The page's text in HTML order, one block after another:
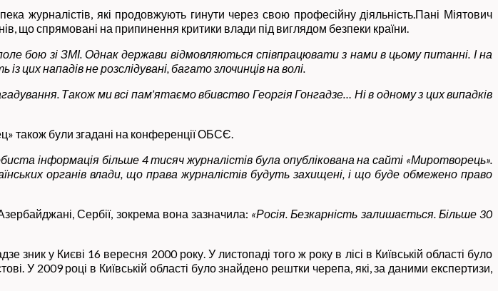
журналістів, які продовжують гинути через свою професійну діяльність.Пані Міятович
що спрямовані на припинення критики влади під виглядом безпеки країни.
бою зі ЗМІ. Однак держави відмовляються співпрацювати з нами в цьому питанні. І на
цих нападів не розслідувані, багато злочинців на волі.
Також ми всі пам’ятаємо вбивство Георгія Гонгадзе… Ні в одному з цих випадків
також були згадані на конференції ОБСЄ.
інформація більше 4 тисяч журналістів була опублікована на сайті «Миротворець».
органів влади, що права журналістів будуть захищені, і що буде обмежено право
Сербії, зокрема вона зазначила: «Росія. Безкарність залишається. Більше 30
зник у Києві 16 вересня 2000 року. У листопаді того ж року в лісі в Київській області було
У 2009 році в Київській області було знайдено рештки черепа, які, за даними експертизи,